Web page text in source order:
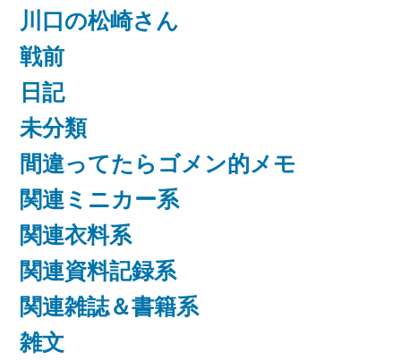
川口の松崎さん
戦前
日記
未分類
間違ってたらゴメン的メモ
関連ミニカー系
関連衣料系
関連資料記録系
関連雑誌＆書籍系
雑文